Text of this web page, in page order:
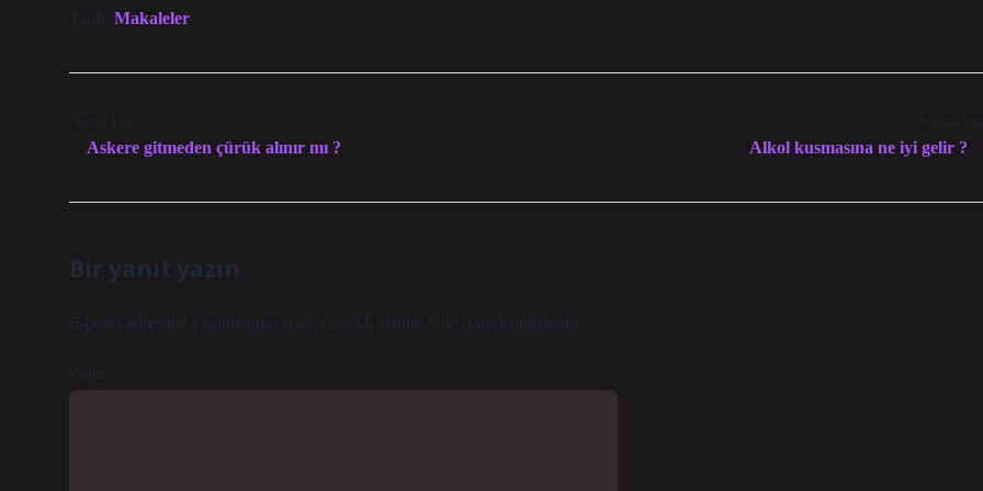
Tarih: Makaleler
Önceki Yazı
Askere gitmeden çürük alınır mı ?
Sonraki
Alkol kusmasına ne iyi gelir ?
Bir yanıt yazın
E-posta adresiniz yayınlanmayacak. Gerekli alanlar ile işaretlenmişlerdir
Yorum